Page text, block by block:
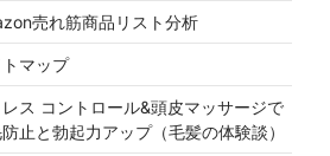
売れ筋商品リスト分析
マップ
レス コントロール&頭皮マッサージで
止と勃起力アップ（毛髪の体験談）